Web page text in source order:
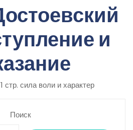
и
стр. сила воли и характер
Поиск